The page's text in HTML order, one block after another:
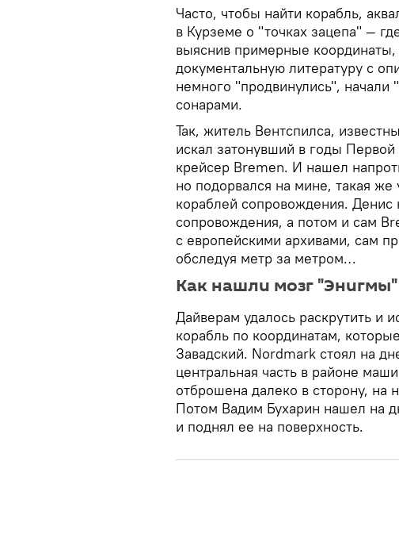
Часто, чтобы найти корабль,
в Курземе о "точках зацепа" —
выяснив примерные
документальную литературу с
немного "продвинулись",
сонарами.
Так, житель Вентспилса,
искал затонувший в годы
крейсер Bremen. И нашел
но подорвался на мине, такая же
кораблей сопровождения.
сопровождения, а потом и сам
с европейскими архивами, сам
обследуя метр за метром…
Как нашли мозг "Энигмы"
Дайверам удалось раскрутить и
корабль по координатам,
Завадский. Nordmark стоял на
центральная часть в районе
отброшена далеко в сторону,
Потом Вадим Бухарин нашел на
и поднял ее на поверхность.